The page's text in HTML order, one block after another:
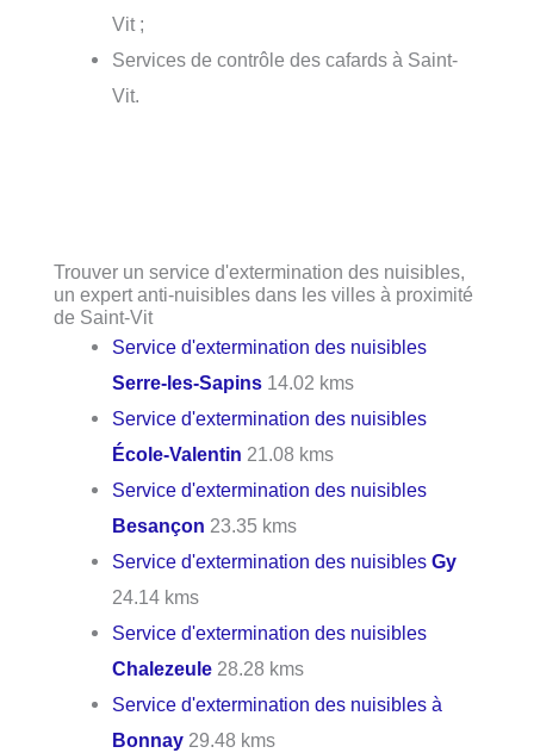
Vit ;
Services de contrôle des cafards à Saint-
Vit.
Trouver un service d'extermination des nuisibles,
un expert anti-nuisibles dans les villes à proximité
de Saint-Vit
Service d'extermination des nuisibles
Serre-les-Sapins 14.02 kms
Service d'extermination des nuisibles
École-Valentin 21.08 kms
Service d'extermination des nuisibles
Besançon 23.35 kms
Service d'extermination des nuisiblesGy
24.14 kms
Service d'extermination des nuisibles
Chalezeule 28.28 kms
Service d'extermination des nuisibles à
Bonnay 29.48 kms